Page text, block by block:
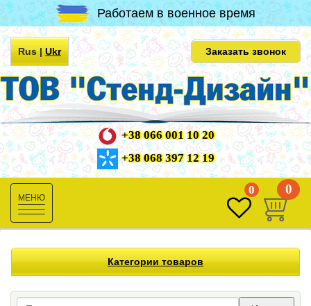
Работаем в военное время
Rus|Ukr Заказать звонок
+38 066 001 10 20
+38 068 397 12 19
Toggle
navigation
0 0
Категории товаров